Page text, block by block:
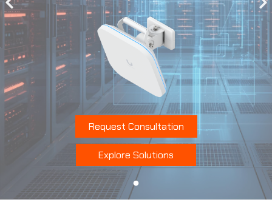
Request Consultation
Explore Solutions